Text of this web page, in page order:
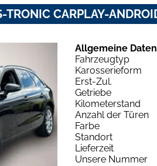
CARPLAY-
Allgemeine
Fahrzeugtyp
Karosserieform
Erst-Zul.
Getriebe
Kilometerstand
Anzahl der Türen
Farbe
Standort
Lieferzeit
Unsere Nummer